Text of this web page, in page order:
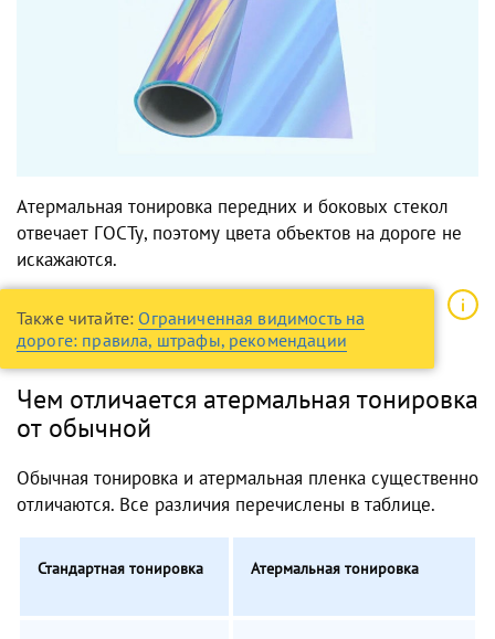
Атермальная тонировка передних и боковых стекол
отвечает ГОСТу, поэтому цвета объектов на дороге не
искажаются.
Также читайте: Ограниченная видимость на
дороге: правила, штрафы, рекомендации
Чем отличается атермальная тонировка
от обычной
Обычная тонировка и атермальная пленка существенно
отличаются. Все различия перечислены в таблице.
Стандартная тонировка Атермальная тонировка